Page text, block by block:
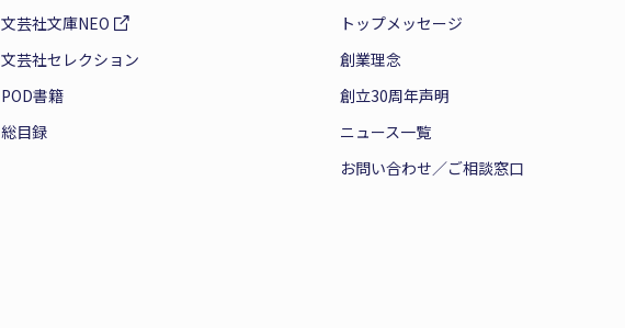
文芸社文庫NEO
文芸社セレクション
POD書籍
総目録
トップメッセージ
創業理念
創立30周年声明
ニュース一覧
お問い合わせ／ご相談窓口